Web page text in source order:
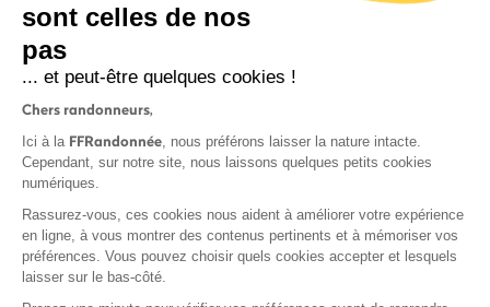
Protection des données
Politique de confidentialité
sont celles de nos
pas
... et peut-être quelques cookies !
Chers randonneurs,
Ici à la FFRandonnée, nous préférons laisser la nature intacte.
Cependant, sur notre site, nous laissons quelques petits cookies
numériques.
Rassurez-vous, ces cookies nous aident à améliorer votre expérience
en ligne, à vous montrer des contenus pertinents et à mémoriser vos
préférences. Vous pouvez choisir quels cookies accepter et lesquels
laisser sur le bas-côté.